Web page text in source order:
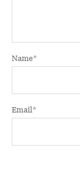
Name*
Email*